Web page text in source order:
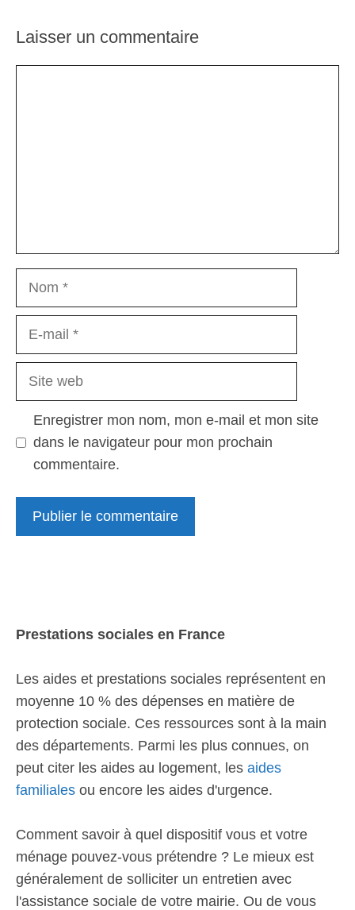
Laisser un commentaire
Nom
Site
Enregistrer mon nom, mon e-mail et mon site
dans le navigateur pour mon prochain
commentaire.
Prestations sociales en France
Les aides et prestations sociales représentent en
moyenne 10 % des dépenses en matière de
protection sociale. Ces ressources sont à la main
des départements. Parmi les plus connues, on
peut citer les aides au logement, les aides
familiales ou encore les aides d'urgence.
Comment savoir à quel dispositif vous et votre
ménage pouvez-vous prétendre ? Le mieux est
généralement de solliciter un entretien avec
l'assistance sociale de votre mairie. Ou de vous